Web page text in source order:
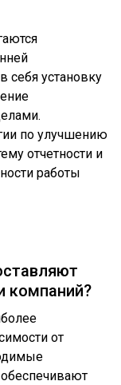
себя установку
по улучшению
отчетности и
работы
компаний?
от